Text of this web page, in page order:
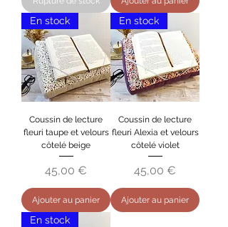
En stock
Coussin de lecture
fleuri taupe et velours
côtelé beige
Prix
45,00 €
Ajouter au panier
En stock
Coussin de lecture
fleuri Alexia et velours
côtelé violet
Prix
45,00 €
Ajouter au panier
En stock